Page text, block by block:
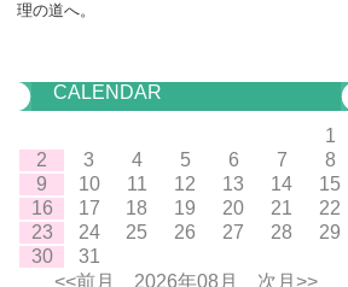
理の道へ。
CALENDAR
1
2
3 4 5 6 7
8
9
10 11 12 13 14
15
16
17 18 19 20 21
22
23
24 25 26 27 28
29
30
31
<<前月
2026年08月 次月>>